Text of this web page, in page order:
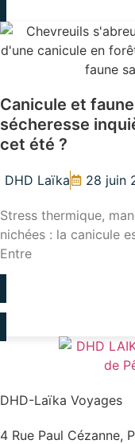
Canicule et
sécheresse
cet été ?
DHD Laïka 28 juin
Stress thermique,
nichées : la canicule
Entre
DHD-Laïka Voyages
4 Rue Paul Cézanne,